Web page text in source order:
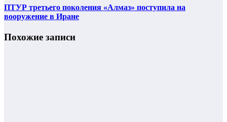
ПТУР третьего поколения «Алмаз» поступила на
вооружение в Иране
Похожие записи